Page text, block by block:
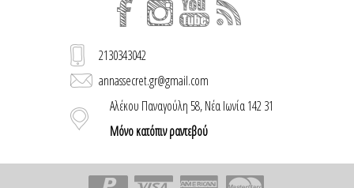
2130343042
annassecret.gr@gmail.com
Αλέκου Παναγούλη 58, Νέα Ιωνία 142 31
Μόνο κατόπιν ραντεβού